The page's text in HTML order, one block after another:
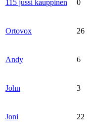
115 jussi kauppinen 0
Ortovox 26
Andy 6
John 3
Joni 22